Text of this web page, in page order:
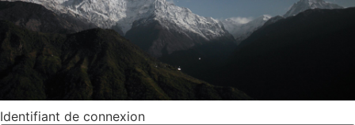
Identifiant de connexion